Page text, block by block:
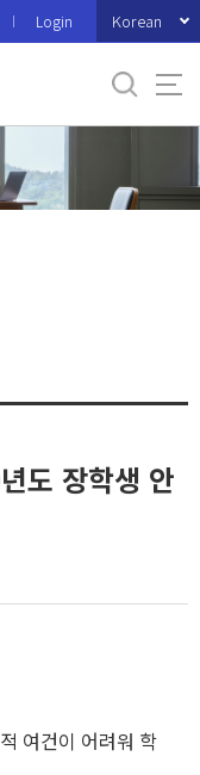
Login Korean
도 장학생 안
여건이 어려워 학